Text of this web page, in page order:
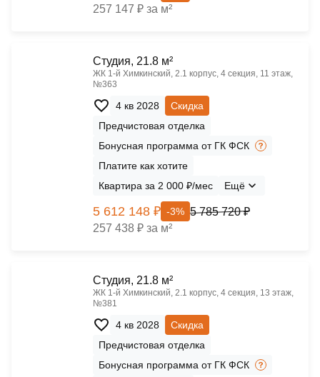
257 147 ₽ за м²
Cтудия, 21.8 м²
ЖК 1‑й Химкинский, 2.1 корпус, 4 секция, 11 этаж,
№363
4 кв 2028
Скидка
Предчистовая отделка
Бонусная программа от ГК ФСК
Платите как хотите
Квартира за 2 000 ₽/мес
Ещё
5 612 148 ₽ -3% 5 785 720 ₽
257 438 ₽ за м²
Cтудия, 21.8 м²
ЖК 1‑й Химкинский, 2.1 корпус, 4 секция, 13 этаж,
№381
4 кв 2028
Скидка
Предчистовая отделка
Бонусная программа от ГК ФСК